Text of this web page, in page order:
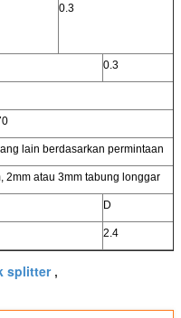
0.3
0.3
lain berdasarkan permintaan
2mm atau 3mm tabung longgar
D
2.4
splitter,